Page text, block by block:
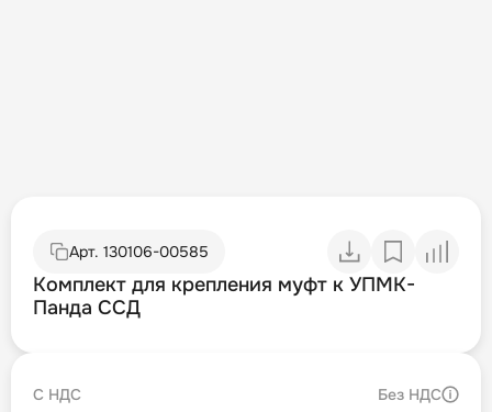
Арт. 130106-00585
Комплект для крепления муфт к УПМК-
Панда ССД
С НДС Без НДС